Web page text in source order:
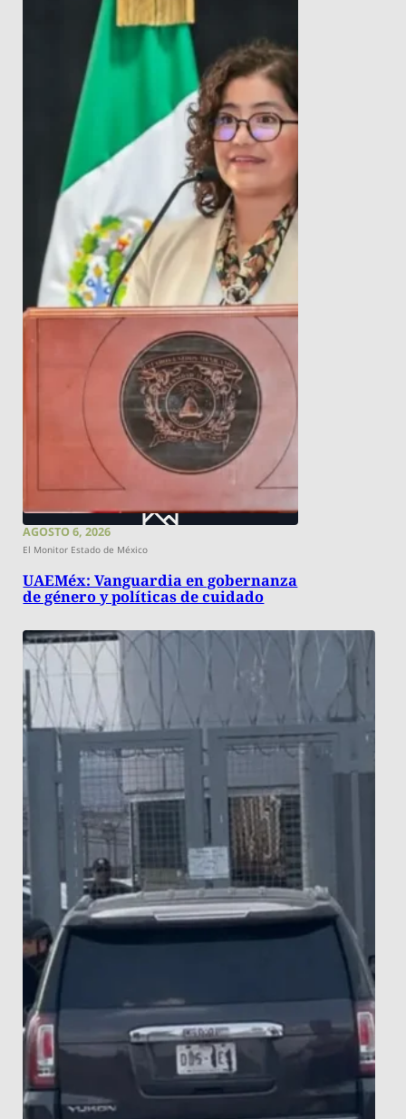
AGOSTO 6, 2026
El Monitor Estado de México
UAEMéx: Vanguardia en gobernanza
de género y políticas de cuidado